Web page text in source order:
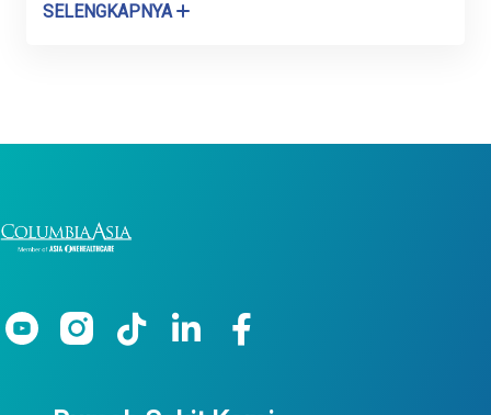
SELENGKAPNYA